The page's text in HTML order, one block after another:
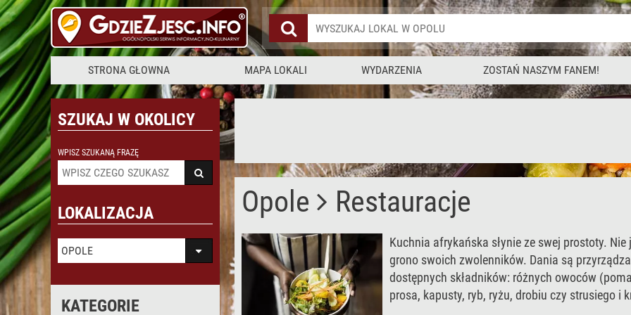
STRONA GŁOWNA MAPA LOKALI WYDARZENIA ZOSTAŃ NASZYM FANEM!
SZUKAJ W OKOLICY
WPISZ SZUKANĄ FRAZĘ
LOKALIZACJA
OPOLE
KATEGORIE
Opole Restauracje
Kuchnia afrykańska słynie ze swej prostoty.
grono swoich zwolenników. Dania są
dostępnych składników: różnych owoców
prosa, kapusty, ryb, ryżu, drobiu czy strusiego i